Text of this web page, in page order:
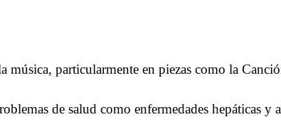
música, particularmente en piezas como la
de salud como enfermedades hepáticas y